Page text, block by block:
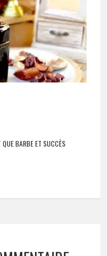
BARBE ET SUCCÈS